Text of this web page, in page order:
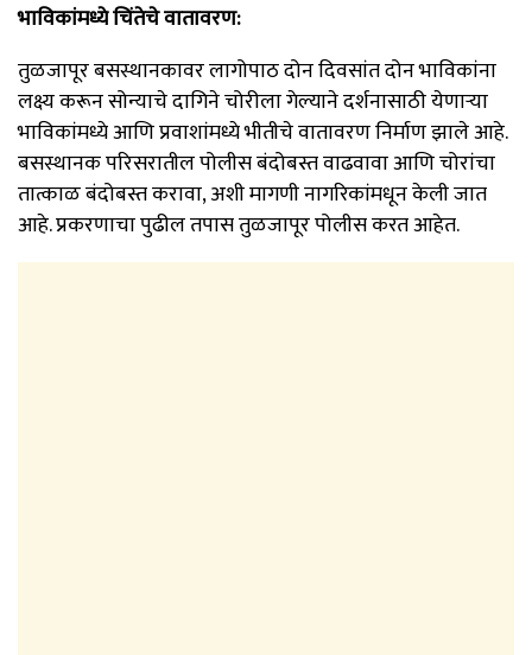
भाविकांमध्ये चिंतेचे वातावरण:
तुळजापूर बसस्थानकावर लागोपाठ दोन दिवसांत दोन भाविकांना
लक्ष्य करून सोन्याचे दागिने चोरीला गेल्याने दर्शनासाठी येणाऱ्या
भाविकांमध्ये आणि प्रवाशांमध्ये भीतीचे वातावरण निर्माण झाले आहे.
बसस्थानक परिसरातील पोलीस बंदोबस्त वाढवावा आणि चोरांचा
तात्काळ बंदोबस्त करावा, अशी मागणी नागरिकांमधून केली जात
आहे. प्रकरणाचा पुढील तपास तुळजापूर पोलीस करत आहेत.